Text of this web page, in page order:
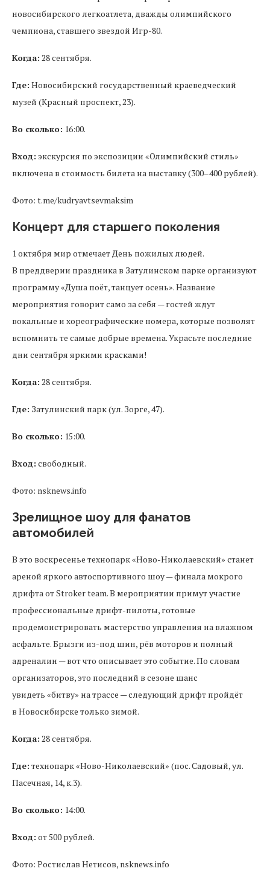
новосибирского легкоатлета, дважды олимпийского
чемпиона, ставшего звездой Игр-80.
Когда: 28 сентября.
Где: Новосибирский государственный краеведческий
музей (Красный проспект, 23).
Во сколько: 16:00.
Вход: экскурсия по экспозиции «Олимпийский стиль»
включена в стоимость билета на выставку (300–400 рублей).
Фото: t.me/kudryavtsevmaksim
Концерт для старшего поколения
1 октября мир отмечает День пожилых людей.
В преддверии праздника в Затулинском парке организуют
программу «Душа поёт, танцует осень». Название
мероприятия говорит само за себя — гостей ждут
вокальные и хореографические номера, которые позволят
вспомнить те самые добрые времена. Украсьте последние
дни сентября яркими красками!
Когда: 28 сентября.
Где: Затулинский парк (ул. Зорге, 47).
Во сколько: 15:00.
Вход: свободный.
Фото: nsknews.info
Зрелищное шоу для фанатов
автомобилей
В это воскресенье технопарк «Ново-Николаевский» станет
ареной яркого автоспортивного шоу — финала мокрого
дрифта от Stroker team. В мероприятии примут участие
профессиональные дрифт-пилоты, готовые
продемонстрировать мастерство управления на влажном
асфальте. Брызги из-под шин, рёв моторов и полный
адреналин — вот что описывает это событие. По словам
организаторов, это последний в сезоне шанс
увидеть «битву» на трассе — следующий дрифт пройдёт
в Новосибирске только зимой.
Когда: 28 сентября.
Где: технопарк «Ново-Николаевский» (пос. Садовый, ул.
Пасечная, 14, к.3).
Во сколько: 14:00.
Вход: от 500 рублей.
Фото: Ростислав Нетисов, nsknews.info